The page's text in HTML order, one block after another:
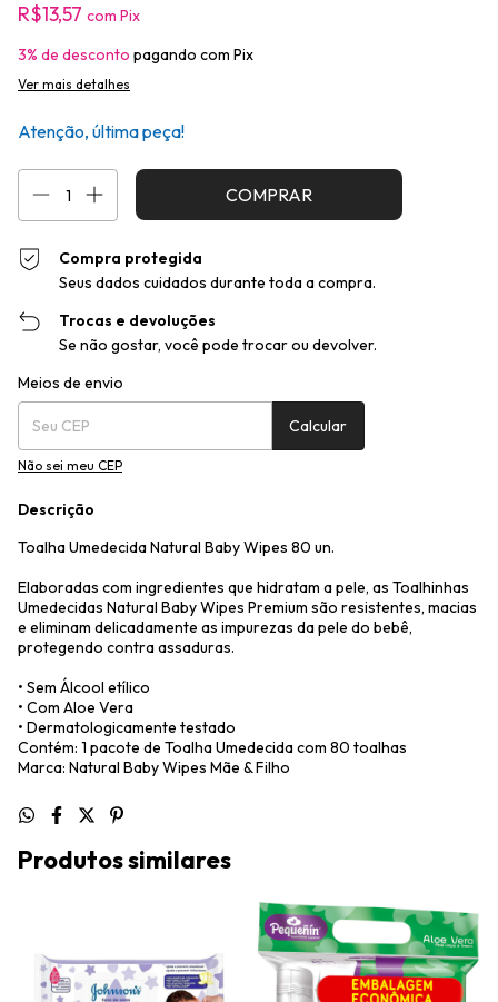
R$13,57 com Pix
3% de desconto pagando com Pix
Ver mais detalhes
Atenção, última peça!
Compra protegida
Seus dados cuidados durante toda a compra.
Trocas e devoluções
Se não gostar, você pode trocar ou devolver.
Entregas para o CEP:
Meios de envio
Calcular
Não sei meu CEP
Descrição
Toalha Umedecida Natural Baby Wipes 80 un.
Elaboradas com ingredientes que hidratam a pele, as Toalhinhas
Umedecidas Natural Baby Wipes Premium são resistentes, macias
e eliminam delicadamente as impurezas da pele do bebê,
protegendo contra assaduras.
• Sem Álcool etílico
• Com Aloe Vera
• Dermatologicamente testado
Contém: 1 pacote de Toalha Umedecida com 80 toalhas
Marca: Natural Baby Wipes Mãe & Filho
Produtos similares